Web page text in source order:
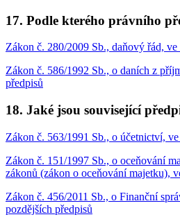
17. Podle kterého právního
Zákon č. 280/2009 Sb., daňový řád,
Zákon č. 586/1992 Sb., o daních z
předpisů
18. Jaké jsou související
Zákon č. 563/1991 Sb., o účetnictví,
Zákon č. 151/1997 Sb., o oceňování
zákonů (zákon o oceňování majetku),
Zákon č. 456/2011 Sb., o Finanční
pozdějších předpisů